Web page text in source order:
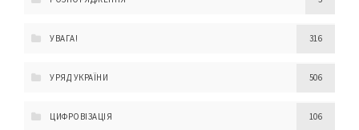
УВАГА! 316
УРЯД УКРАЇНИ 506
ЦИФРОВІЗАЦІЯ 106